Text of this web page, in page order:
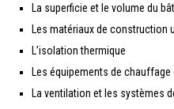
La superficie et le volume du
Les matériaux de construction
L’isolation thermique
Les équipements de
La ventilation et les systèmes